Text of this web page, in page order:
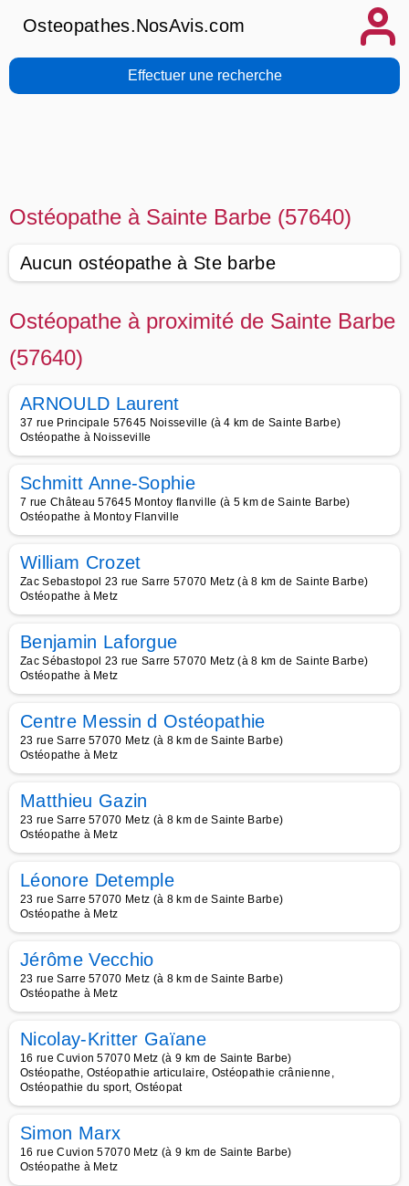
Osteopathes.NosAvis.com
Effectuer une recherche
Ostéopathe à Sainte Barbe (57640)
Aucun ostéopathe à Ste barbe
Ostéopathe à proximité de Sainte Barbe
(57640)
ARNOULD Laurent
37 rue Principale 57645 Noisseville (à 4 km de Sainte Barbe)
Ostéopathe à Noisseville
Schmitt Anne-Sophie
7 rue Château 57645 Montoy flanville (à 5 km de Sainte Barbe)
Ostéopathe à Montoy Flanville
William Crozet
Zac Sebastopol 23 rue Sarre 57070 Metz (à 8 km de Sainte Barbe)
Ostéopathe à Metz
Benjamin Laforgue
Zac Sébastopol 23 rue Sarre 57070 Metz (à 8 km de Sainte Barbe)
Ostéopathe à Metz
Centre Messin d Ostéopathie
23 rue Sarre 57070 Metz (à 8 km de Sainte Barbe)
Ostéopathe à Metz
Matthieu Gazin
23 rue Sarre 57070 Metz (à 8 km de Sainte Barbe)
Ostéopathe à Metz
Léonore Detemple
23 rue Sarre 57070 Metz (à 8 km de Sainte Barbe)
Ostéopathe à Metz
Jérôme Vecchio
23 rue Sarre 57070 Metz (à 8 km de Sainte Barbe)
Ostéopathe à Metz
Nicolay-Kritter Gaïane
16 rue Cuvion 57070 Metz (à 9 km de Sainte Barbe)
Ostéopathe, Ostéopathie articulaire, Ostéopathie crânienne,
Ostéopathie du sport, Ostéopat
Simon Marx
16 rue Cuvion 57070 Metz (à 9 km de Sainte Barbe)
Ostéopathe à Metz